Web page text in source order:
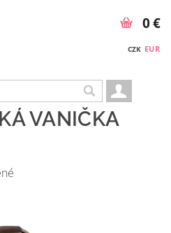
CZK EUR
0 €
VANIČKA